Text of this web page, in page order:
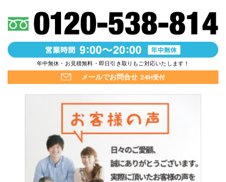
年中無休・お見積無料・即日引き取りもご対応いたします！
メールでお問合せ 24H受付